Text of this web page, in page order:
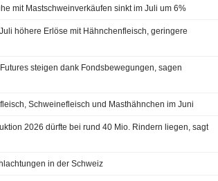
mit Mastschweinverkäufen sinkt im Juli um 6%
höhere Erlöse mit Hähnchenfleisch, geringere
steigen dank Fondsbewegungen, sagen
Schweinefleisch und Masthähnchen im Juni
2026 dürfte bei rund 40 Mio. Rindern liegen, sagt
in der Schweiz